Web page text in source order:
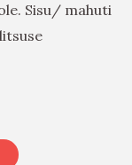
Sisu/ mahuti